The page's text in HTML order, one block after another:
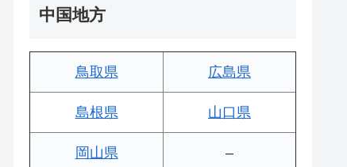
中国地方
鳥取県 広島県
島根県 山口県
岡山県 –